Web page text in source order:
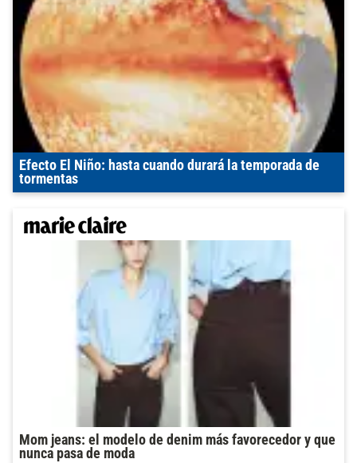
Efecto El Niño: hasta cuando durará la temporada de
tormentas
Mom jeans: el modelo de denim más favorecedor y que
nunca pasa de moda